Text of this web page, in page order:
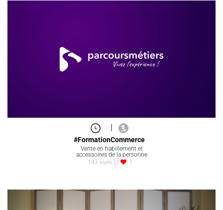
#FormationCommerce
Vente en habillement et
accessoires de la personne
143 vues
1